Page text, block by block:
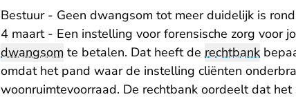
Bestuur - Geen dwangsom tot meer duidelijk is
4 maart - Een instelling voor forensische zorg voor
dwangsom te betalen. Dat heeft de rechtbank
omdat het pand waar de instelling cliënten
woonruimtevoorraad. De rechtbank oordeelt dat